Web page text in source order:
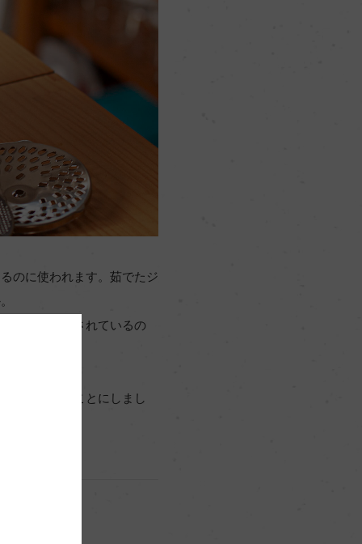
のに使われます。茹でたジ
製品が販売されているの
スタを作ることにしまし